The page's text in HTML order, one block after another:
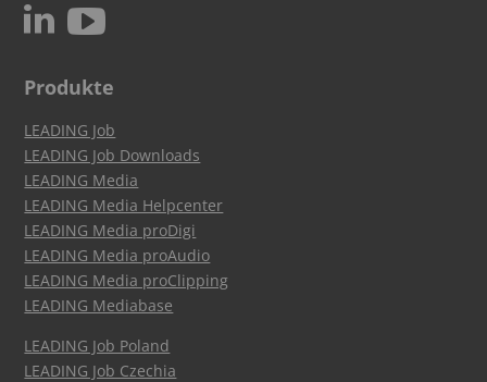
N c
Produkte
LEADING Job
LEADING Job Downloads
LEADING Media
LEADING Media Helpcenter
LEADING Media proDigi
LEADING Media proAudio
LEADING Media proClipping
LEADING Mediabase
LEADING Job Poland
LEADING Job Czechia